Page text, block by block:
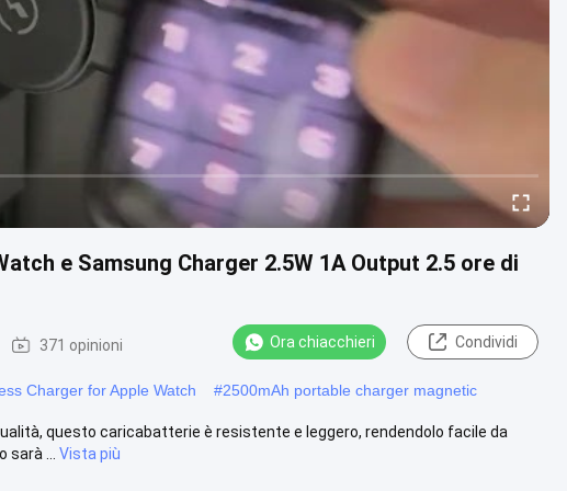
e Samsung Charger 2.5W 1A Output 2.5 ore di
371 opinioni Ora chiacchieri Condividi
Charger for Apple Watch #2500mAh portable charger magnetic
questo caricabatterie è resistente e leggero, rendendolo facile da
...
Vista più